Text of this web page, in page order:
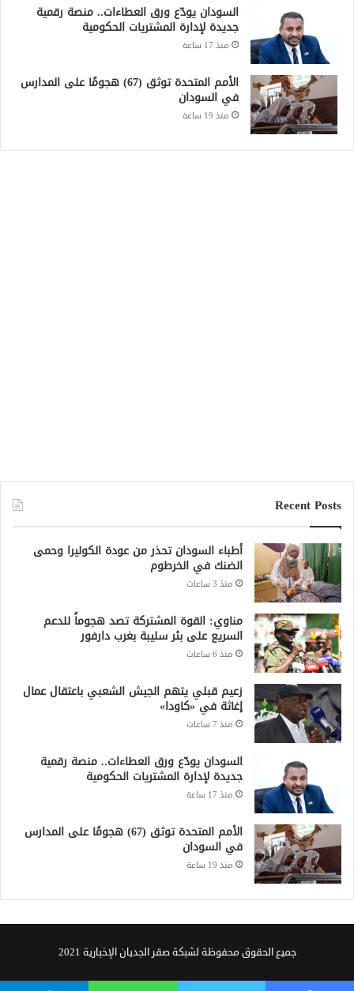
السودان يودّع ورق العطاءات.. منصة رقمية
جديدة لإدارة المشتريات الحكومية
منذ 17 ساعة
الأمم المتحدة توثق (67) هجومًا على المدارس
في السودان
منذ 19 ساعة
جديدة لإدارة المشتريات الحكومية
في السودان
منذ 19 ساعة
جميع الحقوق محفوظة لشبكة صقر الجديان الإخبارية 2021